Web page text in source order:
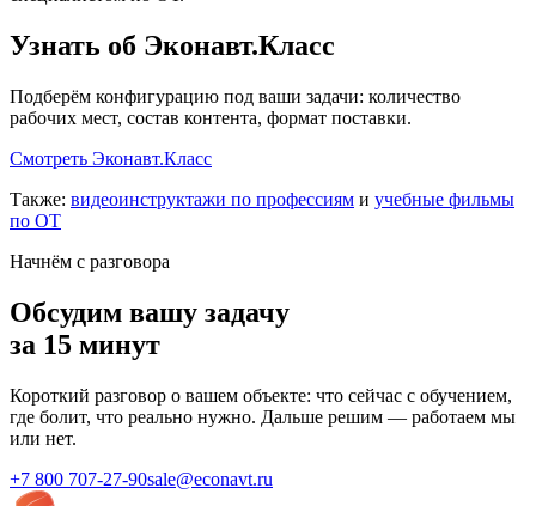
Узнать об Эконавт.Класс
Подберём конфигурацию под ваши задачи: количество
рабочих мест, состав контента, формат поставки.
Смотреть Эконавт.Класс
Также: видеоинструктажи по профессиям и учебные фильмы
по ОТ
Начнём с разговора
Обсудим вашу задачу
за 15 минут
Короткий разговор о вашем объекте: что сейчас с обучением,
где болит, что реально нужно. Дальше решим — работаем мы
или нет.
+7 800 707-27-90sale@econavt.ru